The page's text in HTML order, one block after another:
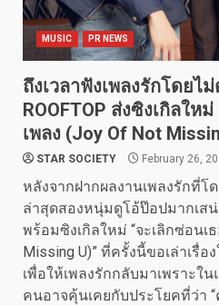
MUSIC PR NEWS
ถึงเวลาฟังเพลงรักโดยไ
ROOFTOP ส่งซิงเกิลให
เพลง (Joy Of Not
STAR SOCIETY February 26,
หลังจากฝากผลงานเพลงรักที่โ
ล่าสุดสองหนุ่มดูโอ้ป๊อปมากเสน่
พร้อมซิงเกิลใหม่ “จะเลิกซ่อนเ
Missing U)” ที่ครั้งนี้ขอเล่าเรื่อ
เพื่อให้เพลงรักกลับมาเพราะใ
คนอาจคุ้นเคยกับประโยคที่ว่า